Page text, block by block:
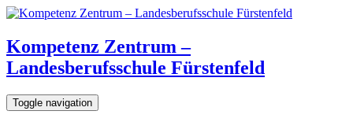
Kompetenz Zentrum –
Landesberufsschule Fürstenfeld
Toggle navigation